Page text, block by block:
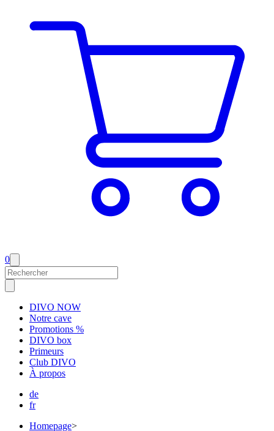
0
DIVO NOW
Notre cave
Promotions %
DIVO box
Primeurs
Club DIVO
À propos
de
fr
Homepage>